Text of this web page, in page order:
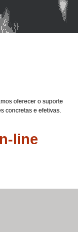
oferecer o suporte
concretas e efetivas.
line